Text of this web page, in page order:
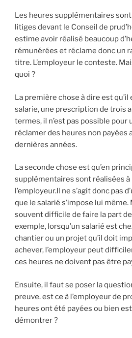
Les heures supplémentaires sont
litiges devant le Conseil de
estime avoir réalisé beaucoup
rémunérées et réclame donc un
titre. L’employeur le conteste.
quoi ?
La première chose à dire est
salarie, une prescription de trois
termes, il n’est pas possible pour
réclamer des heures non payées
dernières années.
La seconde chose est qu’en
supplémentaires sont réalisées à
l’employeur.Il ne s’agit donc pas
que le salarié s’impose lui même.
souvent difficile de faire la part
exemple, lorsqu’un salarié est
chantier ou un projet qu’il doit
achever, l’employeur peut
ces heures ne doivent pas être
Ensuite, il faut se poser la
preuve. est ce à l’employeur de
heures ont été payées ou bien
démontrer ?